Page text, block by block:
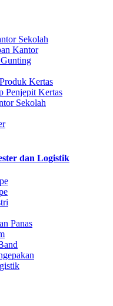
Sekolah
Kantor
Kertas
Penjepit Kertas
Sekolah
dan Logistik
Panas